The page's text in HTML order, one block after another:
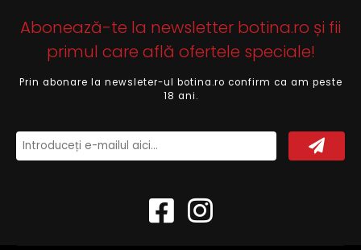
Abonează-te la newsletter botina.ro și fii
primul care află ofertele speciale!
Prin abonare la newsleter-ul botina.ro confirm ca am peste
18 ani.